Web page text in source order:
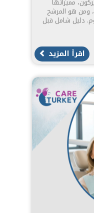
ومن هو المرشح
دليل شامل قبل
اقرأ المزيد